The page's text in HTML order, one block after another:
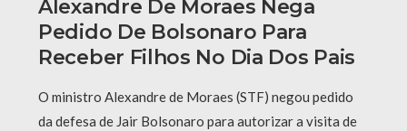
Alexandre De Moraes Nega
Pedido De Bolsonaro Para
Receber Filhos No Dia Dos Pais
O ministro Alexandre de Moraes (STF) negou pedido
da defesa de Jair Bolsonaro para autorizar a visita de